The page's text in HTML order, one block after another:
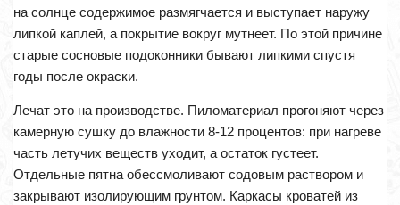
на солнце содержимое размягчается и выступает наружу
липкой каплей, а покрытие вокруг мутнеет. По этой причине
старые сосновые подоконники бывают липкими спустя
годы после окраски.
Лечат это на производстве. Пиломатериал прогоняют через
камерную сушку до влажности 8-12 процентов: при нагреве
часть летучих веществ уходит, а остаток густеет.
Отдельные пятна обессмоливают содовым раствором и
закрывают изолирующим грунтом. Каркасы кроватей из